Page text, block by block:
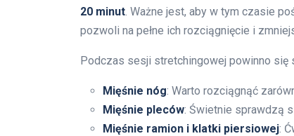
20 minut . Ważne jest, aby w tym czasie
pozwoli na pełne ich rozciągnięcie i
Podczas sesji stretchingowej powinno się
Mięśnie nóg: Warto rozciągnąć
Mięśnie pleców: Świetnie sprawdzą
Mięśnie ramion i klatki piersiowej: